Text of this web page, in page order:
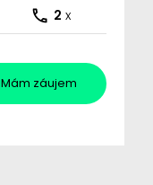
2 x
Mám záujem